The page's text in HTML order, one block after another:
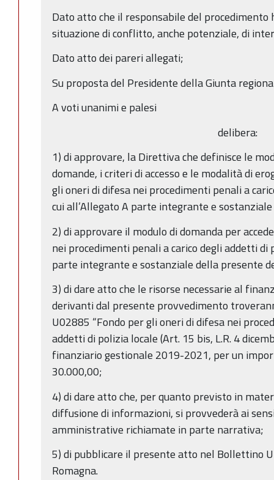
Dato atto che il responsabile del
situazione di conflitto, anche potenziale, di
Dato atto dei pareri allegati;
Su proposta del Presidente della Giunta
A voti unanimi e palesi
delibera:
1) di approvare, la Direttiva che definisce le
domande, i criteri di accesso e le modalità di
gli oneri di difesa nei procedimenti penali a
cui all’Allegato A parte integrante e
2) di approvare il modulo di domanda per
nei procedimenti penali a carico degli addetti di
parte integrante e sostanziale della presente
3) di dare atto che le risorse necessarie al
derivanti dal presente provvedimento
U02885 “Fondo per gli oneri di difesa nei
addetti di polizia locale (Art. 15 bis, L.R. 4
finanziario gestionale 2019-2021, per un
30.000,00;
4) di dare atto che, per quanto previsto in
diffusione di informazioni, si provvederà ai
amministrative richiamate in parte narrativa;
5) di pubblicare il presente atto nel Bollettino
Romagna.